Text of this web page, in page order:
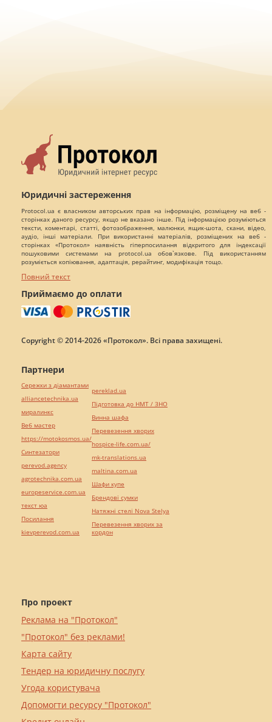
Юридичні застереження
Protocol.ua є власником авторських прав на інформацію, розміщену на веб -
сторінках даного ресурсу, якщо не вказано інше. Під інформацією розуміються
тексти, коментарі, статті, фотозображення, малюнки, ящик-шота, скани, відео,
аудіо, інші матеріали. При використанні матеріалів, розміщених на веб -
сторінках «Протокол» наявність гіперпосилання відкритого для індексації
пошуковими системами на protocol.ua обов`язкове. Під використанням
розуміється копіювання, адаптація, рерайтинг, модифікація тощо.
Повний текст
Приймаємо до оплати
Copyright © 2014-2026 «Протокол». Всі права захищені.
Про проект
Реклама на "Протокол"
"Протокол" без реклами!
Карта сайту
Тендер на юридичну послугу
Угода користувача
Допомогти ресурсу "Протокол"
Партнери
Сережки з діамантами
alliancetechnika.ua
миралинкс
Веб мастер
https://motokosmos.ua/
Синтезатори
perevod.agency
agrotechnika.com.ua
europeservice.com.ua
текст юа
Посилання
kievperevod.com.ua
pereklad.ua
Підготовка до НМТ / ЗНО
Винна шафа
Перевезення хворих
hospice-life.com.ua/
mk-translations.ua
maltina.com.ua
Шафи купе
Брендові сумки
Натяжні стелі Nova Stelya
Перевезення хворих за
кордон